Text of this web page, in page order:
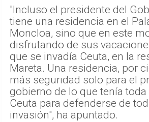
"Incluso el presidente del
tiene una residencia en el
Moncloa, sino que en este
disfrutando de sus
que se invadía Ceuta, en la
Mareta. Una residencia, por
más seguridad solo para el
gobierno de lo que tenía
Ceuta para defenderse de
invasión", ha apuntado.